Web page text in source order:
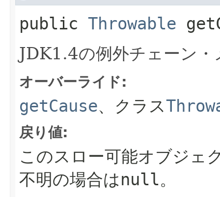
public Throwable
JDK1.4の例外チェーン
オーバーライド:
getCause、クラス
戻り値:
このスロー可能オブジェ
不明の場合はnull。